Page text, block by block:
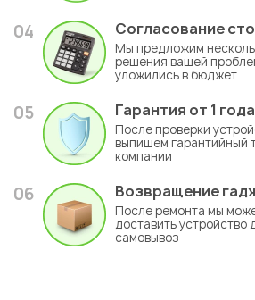
04 Согласование
Мы предложим
решения вашей
уложились в бюджет
05 Гарантия от 1 года
После проверки
выпишем гарантийный
компании
06 Возвращение
После ремонта мы
доставить устройство
самовывоз